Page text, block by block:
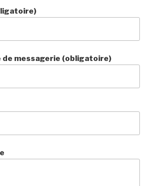
de messagerie (obligatoire)